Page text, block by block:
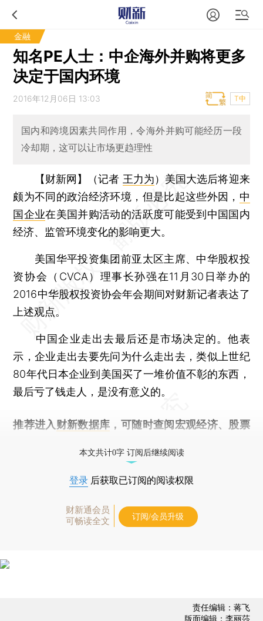
金融
知名PE人士：中企海外并购将更多
决定于国内环境
2016年12月06日 13:03 T中
国内和跨境因素共同作用，令海外并购可能经历一段
冷却期，这可以让市场更趋理性
【财新网】（记者 王力为） 美国大选后将迎来
颇为不同的政治经济环境，但是比起这些外因， 中
国企业在美国并购活动的活跃度可能受到中国国内
经济、监管环境变化的影响更大。
美国华平投资集团前亚太区主席、中华股权投
资协会（CVCA）理事长孙强在11月30日举办的
2016中华股权投资协会年会期间对财新记者表达了
上述观点。
中国企业走出去最后还是市场决定的。他表
示，企业走出去要先问为什么走出去，类似上世纪
80年代日本企业到美国买了一堆价值不彰的东西，
最后亏了钱走人，是没有意义的。
推荐进入 财新数据库 ，可随时查阅宏观经济、股票
本文共计0字 订阅后继续阅读
登录 后获取已订阅的阅读权限
财新通会员
可畅读全文
订阅/会员升级
责任编辑：蒋飞
版面编辑：李丽莎